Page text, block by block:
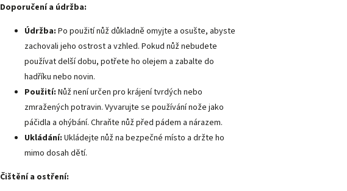
Doporučení a údržba:
Údržba: Po použití nůž důkladně omyjte a osušte, abyste
zachovali jeho ostrost a vzhled. Pokud nůž nebudete
používat delší dobu, potřete ho olejem a zabalte do
hadříku nebo novin.
Použití: Nůž není určen pro krájení tvrdých nebo
zmražených potravin. Vyvarujte se používání nože jako
páčidla a ohýbání. Chraňte nůž před pádem a nárazem.
Ukládání: Ukládejte nůž na bezpečné místo a držte ho
mimo dosah dětí.
Čištění a ostření: